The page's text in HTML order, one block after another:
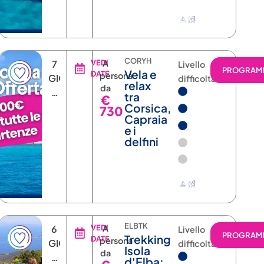
7
GIORNI
6
VEDI
DATE
A
persona
da
€
730
CORYH
Vela e
relax
tra
Corsica,
Capraia
e i
delfini
Livello
difficoltà
6
GIORNI
5
VEDI
DATE
A
persona
da
ELBTK
Trekking
Isola
Livello
difficoltà